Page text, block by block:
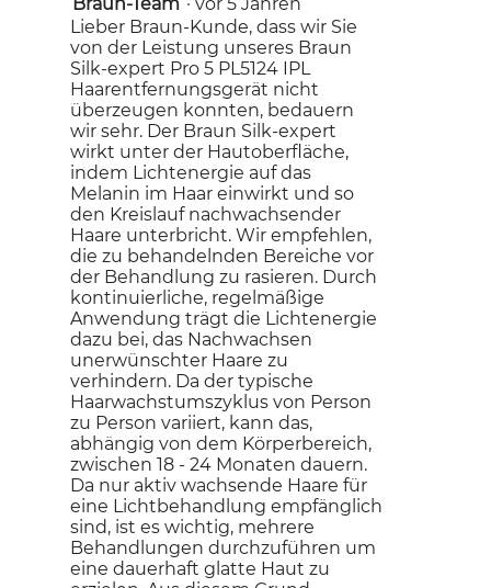
Lieber Braun-Kunde, dass wir Sie
von der Leistung unseres Braun
Silk-expert Pro 5 PL5124 IPL
Haarentfernungsgerät nicht
überzeugen konnten, bedauern
wir sehr. Der Braun Silk-expert
wirkt unter der Hautoberfläche,
indem Lichtenergie auf das
Melanin im Haar einwirkt und so
den Kreislauf nachwachsender
Haare unterbricht. Wir empfehlen,
die zu behandelnden Bereiche vor
der Behandlung zu rasieren. Durch
kontinuierliche, regelmäßige
Anwendung trägt die Lichtenergie
dazu bei, das Nachwachsen
unerwünschter Haare zu
verhindern. Da der typische
Haarwachstumszyklus von Person
zu Person variiert, kann das,
abhängig von dem Körperbereich,
zwischen 18 - 24 Monaten dauern.
Da nur aktiv wachsende Haare für
eine Lichtbehandlung empfänglich
sind, ist es wichtig, mehrere
Behandlungen durchzuführen um
eine dauerhaft glatte Haut zu